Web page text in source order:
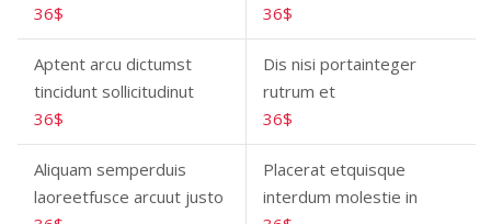
36$
36$
Aptent arcu dictumst
tincidunt sollicitudinut
36$
Dis nisi portainteger
rutrum et
36$
Aliquam semperduis
laoreetfusce arcuut justo
Placerat etquisque
interdum molestie in